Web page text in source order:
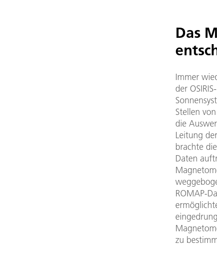
Das
Immer
der
Stellen
die
Leitung
brachte
Daten
ROMAP-
zu